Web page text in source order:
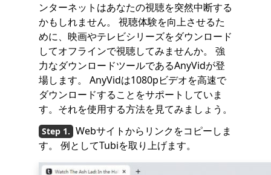
ンターネットはあなたの視聴を突然中断する
かもしれません。 視聴体験を向上させるた
めに、映画やテレビシリーズをダウンロード
してオフラインで視聴してみませんか。 強
力なダウンロードツールであるAnyVidが登
場します。 AnyVidは1080pビデオを高速で
ダウンロードすることをサポートしていま
す。それを使用する方法を見てみましょう。
Webサイトからリンクをコピーしま
す。 例としてTubiを取り上げます。